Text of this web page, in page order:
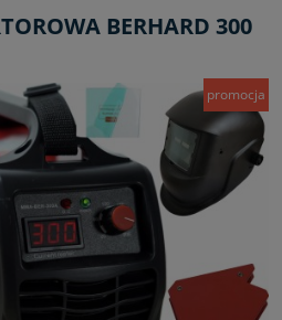
BERHARD 300
promocja